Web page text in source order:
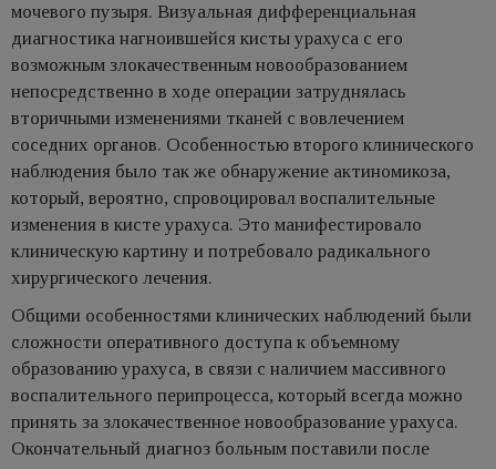
мочевого пузыря. Визуальная дифференциальная
диагностика нагноившейся кисты урахуса с его
возможным злокачественным новообразованием
непосредственно в ходе операции затруднялась
вторичными изменениями тканей с вовлечением
соседних органов. Особенностью второго клинического
наблюдения было так же обнаружение актиномикоза,
который, вероятно, спровоцировал воспалительные
изменения в кисте урахуса. Это манифестировало
клиническую картину и потребовало радикального
хирургического лечения.
Общими особенностями клинических наблюдений были
сложности оперативного доступа к объемному
образованию урахуса, в связи с наличием массивного
воспалительного перипроцесса, который всегда можно
принять за злокачественное новообразование урахуса.
Окончательный диагноз больным поставили после